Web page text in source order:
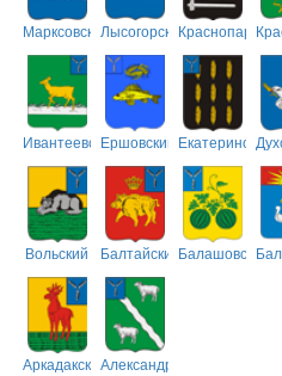
МарксовскийЛысогорский
ИвантеевскийЕршовский
Вольский БалтайскийБалашовский
АркадакскийАлександрово-